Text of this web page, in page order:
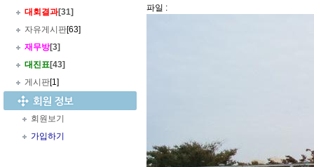
대회결과[31]
자유게시판[63]
재무방[3]
대진표[43]
게시판[1]
회원보기
가입하기
파일 :